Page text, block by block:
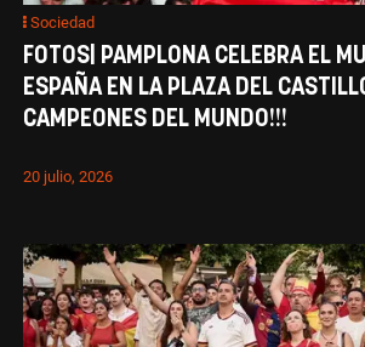
Sociedad
FOTOS| PAMPLONA CELEBRA EL
ESPAÑA EN LA PLAZA DEL
CAMPEONES DEL MUNDO!!!
20 julio, 2026